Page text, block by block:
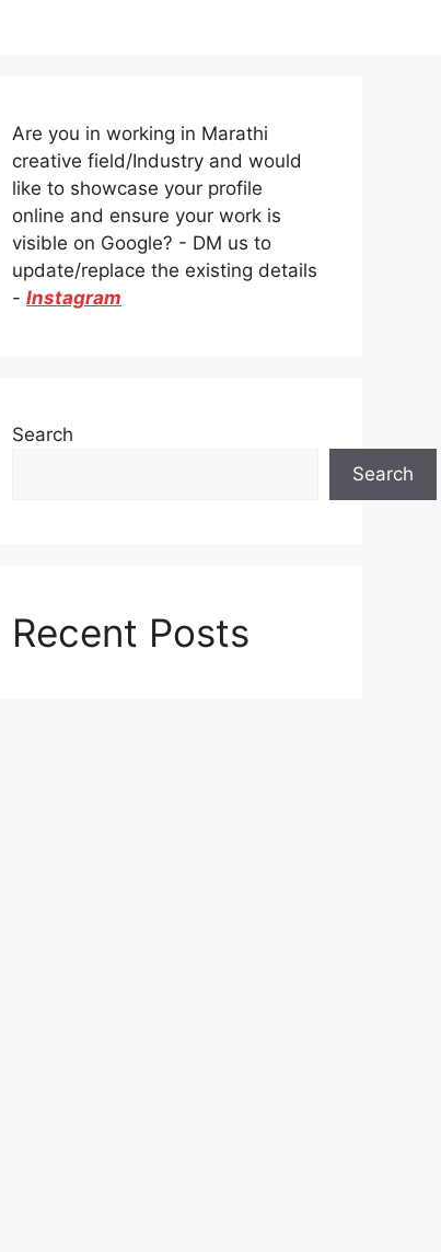
Are you in working in Marathi
creative field/Industry and would
like to showcase your profile
online and ensure your work is
visible on Google? - DM us to
update/replace the existing details
- Instagram
Search
Search
Recent Posts